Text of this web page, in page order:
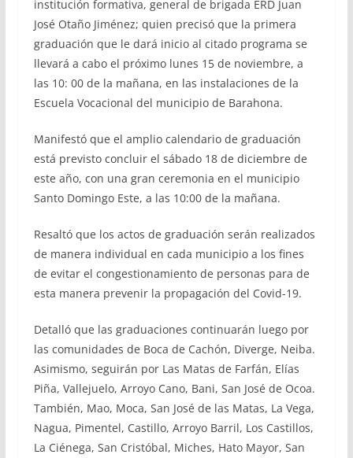
institución formativa, general de brigada ERD Juan
José Otaño Jiménez; quien precisó que la primera
graduación que le dará inicio al citado programa se
llevará a cabo el próximo lunes 15 de noviembre, a
las 10: 00 de la mañana, en las instalaciones de la
Escuela Vocacional del municipio de Barahona.
Manifestó que el amplio calendario de graduación
está previsto concluir el sábado 18 de diciembre de
este año, con una gran ceremonia en el municipio
Santo Domingo Este, a las 10:00 de la mañana.
Resaltó que los actos de graduación serán realizados
de manera individual en cada municipio a los fines
de evitar el congestionamiento de personas para de
esta manera prevenir la propagación del Covid-19.
Detalló que las graduaciones continuarán luego por
las comunidades de Boca de Cachón, Diverge, Neiba.
Asimismo, seguirán por Las Matas de Farfán, Elías
Piña, Vallejuelo, Arroyo Cano, Bani, San José de Ocoa.
También, Mao, Moca, San José de las Matas, La Vega,
Nagua, Pimentel, Castillo, Arroyo Barril, Los Castillos,
La Ciénega, San Cristóbal, Miches, Hato Mayor, San